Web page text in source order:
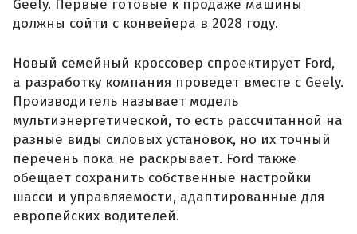
Geely. Первые готовые к продаже машины
должны сойти с конвейера в 2028 году.
Новый семейный кроссовер спроектирует Ford,
а разработку компания проведет вместе с Geely.
Производитель называет модель
мультиэнергетической, то есть рассчитанной на
разные виды силовых установок, но их точный
перечень пока не раскрывает. Ford также
обещает сохранить собственные настройки
шасси и управляемости, адаптированные для
европейских водителей.